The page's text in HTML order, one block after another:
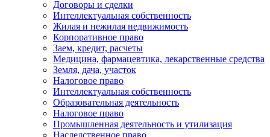
Договоры и сделки
Интеллектуальная собственность
Жилая и нежилая недвижимость
Корпоративное право
Заем, кредит, расчеты
Медицина, фармацевтика, лекарственные средства
Земля, дача, участок
Налоговое право
Интеллектуальная собственность
Образовательная деятельность
Налоговое право
Промышленная деятельность и утилизация
Наследственное право